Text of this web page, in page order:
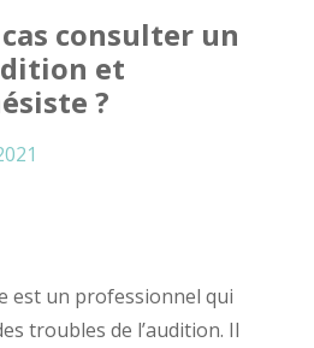
consulter un
et
?
est un professionnel qui
troubles de l’audition. Il